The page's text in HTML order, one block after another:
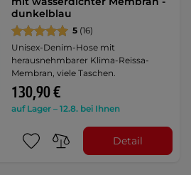
dunkelblau
5 (16)
Unisex-Denim-Hose mit
herausnehmbarer Klima-Reissa-
Membran, viele Taschen.
130,90 €
auf Lager – 12.8. bei Ihnen
Detail